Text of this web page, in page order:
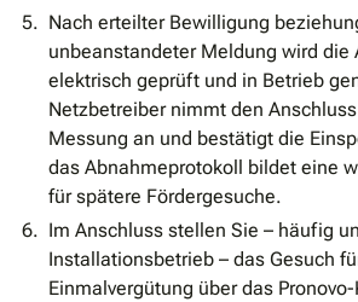
Nach erteilter Bewilligung
unbeanstandeter Meldung wird die
elektrisch geprüft und in Betrieb
Netzbetreiber nimmt den
Messung an und bestätigt die
das Abnahmeprotokoll bildet eine
für spätere Fördergesuche.
Im Anschluss stellen Sie – häufig
Installationsbetrieb – das Gesuch
Einmalvergütung über das